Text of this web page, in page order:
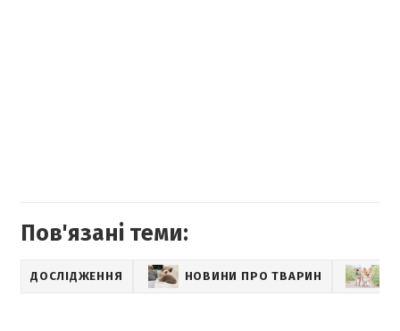
Пов'язані теми:
ДОСЛІДЖЕННЯ НОВИНИ ПРО ТВАРИН